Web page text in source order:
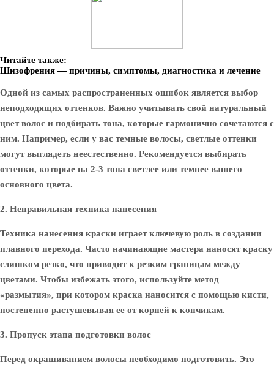
Читайте также:
Шизофрения — причины, симптомы, диагностика и лечение
Одной из самых распространенных ошибок является выбор
неподходящих оттенков. Важно учитывать свой натуральный
цвет волос и подбирать тона, которые гармонично сочетаются с
ним. Например, если у вас темные волосы, светлые оттенки
могут выглядеть неестественно. Рекомендуется выбирать
оттенки, которые на 2-3 тона светлее или темнее вашего
основного цвета.
2. Неправильная техника нанесения
Техника нанесения краски играет ключевую роль в создании
плавного перехода. Часто начинающие мастера наносят краску
слишком резко, что приводит к резким границам между
цветами. Чтобы избежать этого, используйте метод
«размытия», при котором краска наносится с помощью кисти,
постепенно растушевывая ее от корней к кончикам.
3. Пропуск этапа подготовки волос
Перед окрашиванием волосы необходимо подготовить. Это